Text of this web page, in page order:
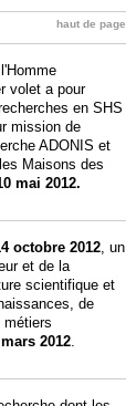
haut de page
volet a pour
en SHS
mission de
ADONIS et
Maisons des
mai 2012.
octobre 2012, un
et de la
scientifique et
de
2012.